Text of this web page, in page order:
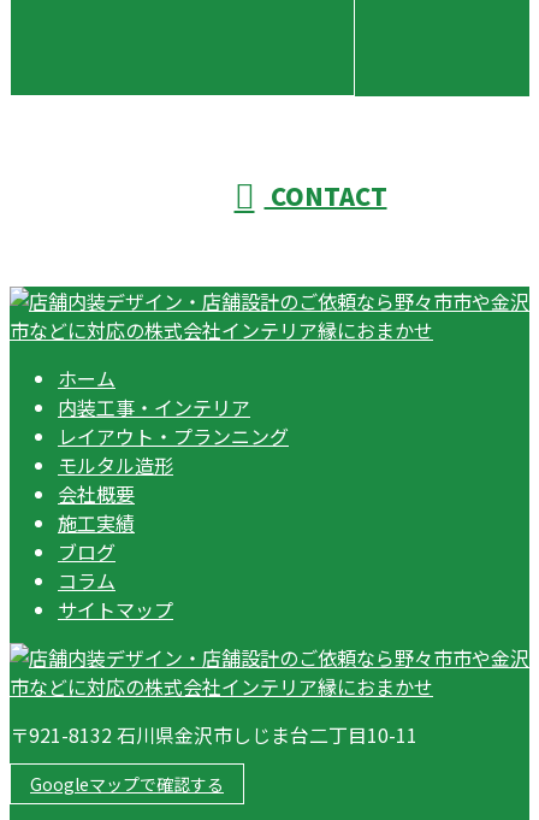
CONTACT
ホーム
内装工事・インテリア
レイアウト・プランニング
モルタル造形
会社概要
施工実績
ブログ
コラム
サイトマップ
〒921-8132 石川県金沢市しじま台二丁目10-11
Googleマップで確認する